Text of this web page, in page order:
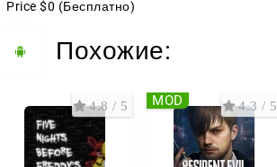
Price $0 (Бесплатно)
Похожие:
4.8 / 5 4.3 / 5
MOD